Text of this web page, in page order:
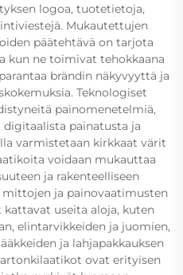
logoa, tuotetietoja,
Mukautettujen
päätehtävä on tarjota
kun ne toimivat tehokkaana
brändin näkyvyyttä ja
Teknologiset
painomenetelmiä,
painatusta ja
varmistetaan kirkkaat värit
voidaan mukauttaa
ja rakenteelliseen
ja painovaatimusten
kattavat useita aloja, kuten
elintarvikkeiden ja juomien,
ja lahjapakkauksen
ovat erityisen